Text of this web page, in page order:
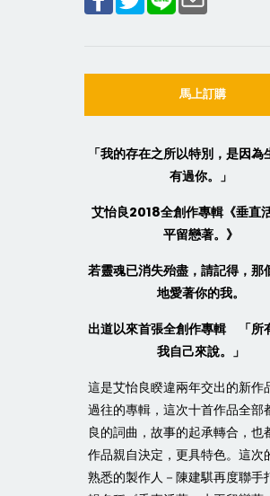
馬上訂購
「我的存在之所以特別，是因為
有過你。」
艾怡良2018全創作專輯《垂直
平留戀著。》
若靈魂已消失殆盡，請記得，那
地愛著你的我。
出道以來首張全創作專輯 「所
我自己來說。」
這是艾怡良睽違兩年交出的新作
過往的專輯，這次十首作品全部
良的詞曲，故事的起承轉合，也
作品親自決定，更具特色。這次
熟悉的製作人－陳建騏再度聯手